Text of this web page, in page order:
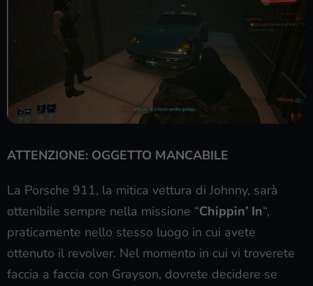
ATTENZIONE: OGGETTO MANCABILE
La Porsche 911, la mitica vettura di Johnny, sarà
ottenibile sempre nella missione “Chippin’ In“,
praticamente nello stesso luogo in cui avete
ottenuto il revolver. Nel momento in cui vi troverete
faccia a faccia con Grayson, dovrete decidere se